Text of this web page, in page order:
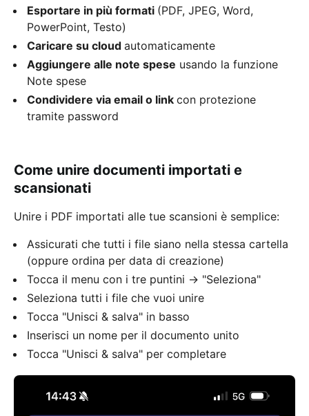
Esportare in più formati (PDF, JPEG, Word,
PowerPoint, Testo)
Caricare su cloud automaticamente
Aggiungere alle note spese usando la funzione
Note spese
Condividere via email o link con protezione
tramite password
Come unire documenti importati e
scansionati
Unire i PDF importati alle tue scansioni è semplice:
Assicurati che tutti i file siano nella stessa cartella
(oppure ordina per data di creazione)
Tocca il menu con i tre puntini → "Seleziona"
Seleziona tutti i file che vuoi unire
Tocca "Unisci & salva" in basso
Inserisci un nome per il documento unito
Tocca "Unisci & salva" per completare